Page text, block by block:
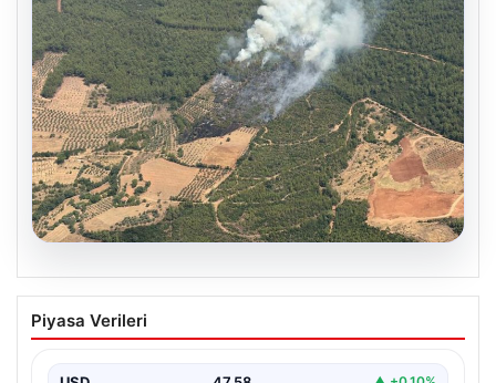
Muğla Yatağan’da orman yangını
Piyasa Verileri